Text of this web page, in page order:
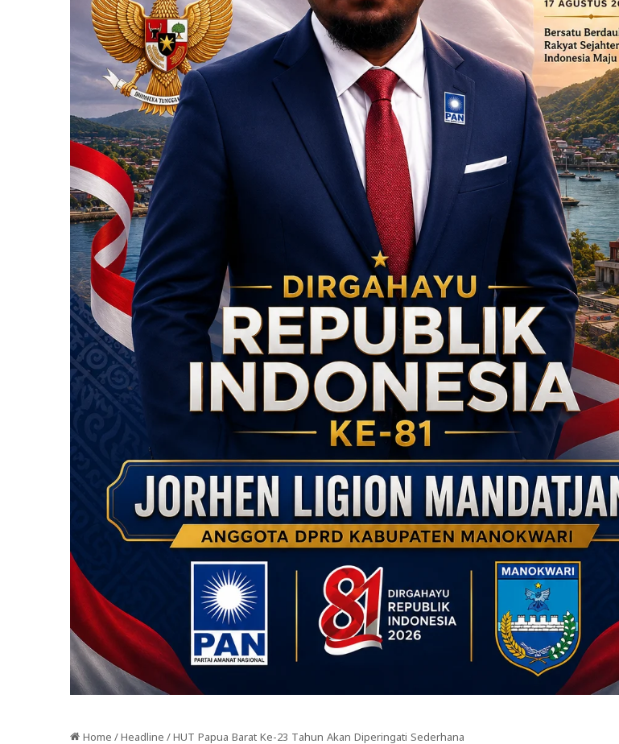
Home / Headline / HUT Papua Barat Ke-23 Tahun Akan Diperingati Sederhana